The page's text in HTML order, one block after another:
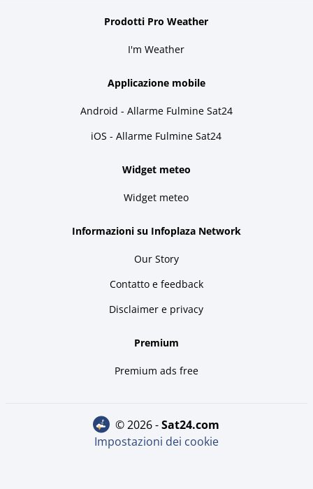
Prodotti Pro Weather
I'm Weather
Applicazione mobile
Android - Allarme Fulmine Sat24
iOS - Allarme Fulmine Sat24
Widget meteo
Widget meteo
Informazioni su Infoplaza Network
Our Story
Contatto e feedback
Disclaimer e privacy
Premium
Premium ads free
© 2026 - sat24.com
Impostazioni dei cookie